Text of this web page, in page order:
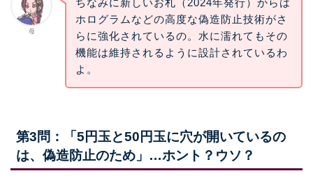
母
ちなみに新しいお札（2024年発行）からは
ホログラムなどの高度な偽造防止技術がさ
らに強化されているの。水に濡れてもその
機能は維持されるように設計されているわ
よ。
第3問：「5円玉と50円玉に穴が開いているの
は、偽造防止のため」…ホント？ウソ？